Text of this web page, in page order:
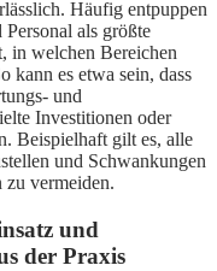
Häufig entpuppen
als größte
in welchen Bereichen
kann es etwa sein, dass
und
Investitionen oder
Beispielhaft gilt es, alle
und Schwankungen
zu vermeiden.
und
der Praxis